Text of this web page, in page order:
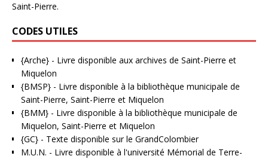
Saint-Pierre.
CODES UTILES
{Arche} - Livre disponible aux archives de Saint-Pierre et
Miquelon
{BMSP} - Livre disponible à la bibliothèque municipale de
Saint-Pierre, Saint-Pierre et Miquelon
{BMM} - Livre disponible à la bibliothèque municipale de
Miquelon, Saint-Pierre et Miquelon
{GC} - Texte disponible sur le GrandColombier
M.U.N. - Livre disponible à l'université Mémorial de Terre-